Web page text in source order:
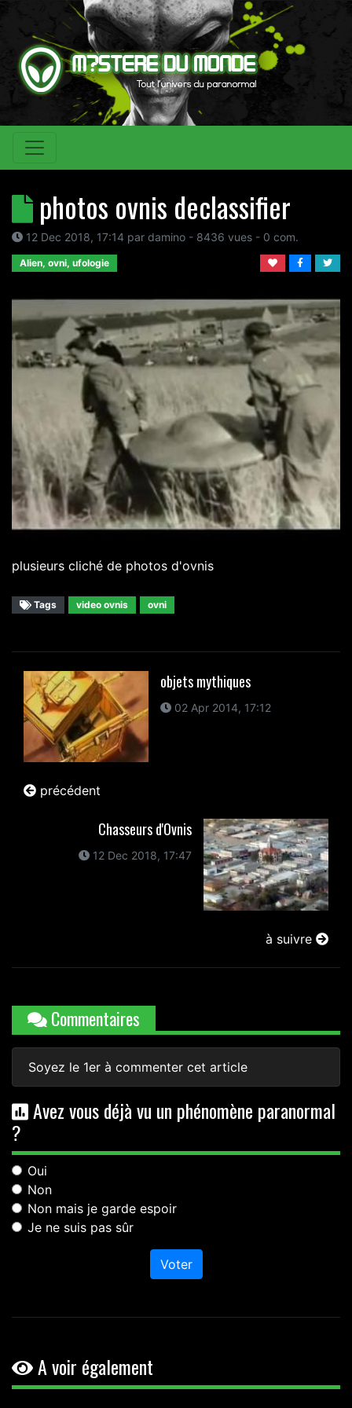
photos ovnis declassifier
12 Dec 2018, 17:14 par damino - 8436 vues - 0 com.
Alien, ovni, ufologie
plusieurs cliché de photos d'ovnis
Tags video ovnis ovni
objets mythiques
02 Apr 2014, 17:12
précédent
Chasseurs d'Ovnis
12 Dec 2018, 17:47
à suivre
Commentaires
Soyez le 1er à commenter cet article
Avez vous déjà vu un phénomène paranormal
?
Oui
Non
Non mais je garde espoir
Je ne suis pas sûr
Voter
A voir également